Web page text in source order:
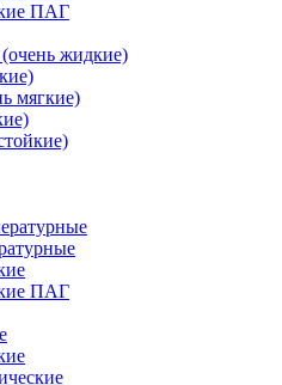
ПАГ
жидкие)
мягкие)
ПАГ